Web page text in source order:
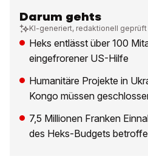
Darum gehts
KI-generiert, redaktionell geprüft
Heks entlässt über 100
eingefrorener US-Hilfe
Humanitäre Projekte in
Kongo müssen
7,5 Millionen Franken
des Heks-Budgets